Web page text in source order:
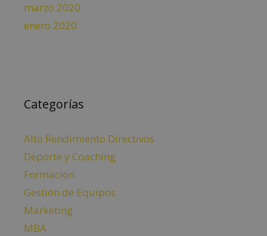
marzo 2020
enero 2020
Categorías
Alto Rendimiento Directivos
Deporte y Coaching
Formación
Gestión de Equipos
Marketing
MBA